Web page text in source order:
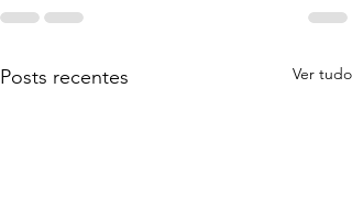
Posts recentes Ver tudo